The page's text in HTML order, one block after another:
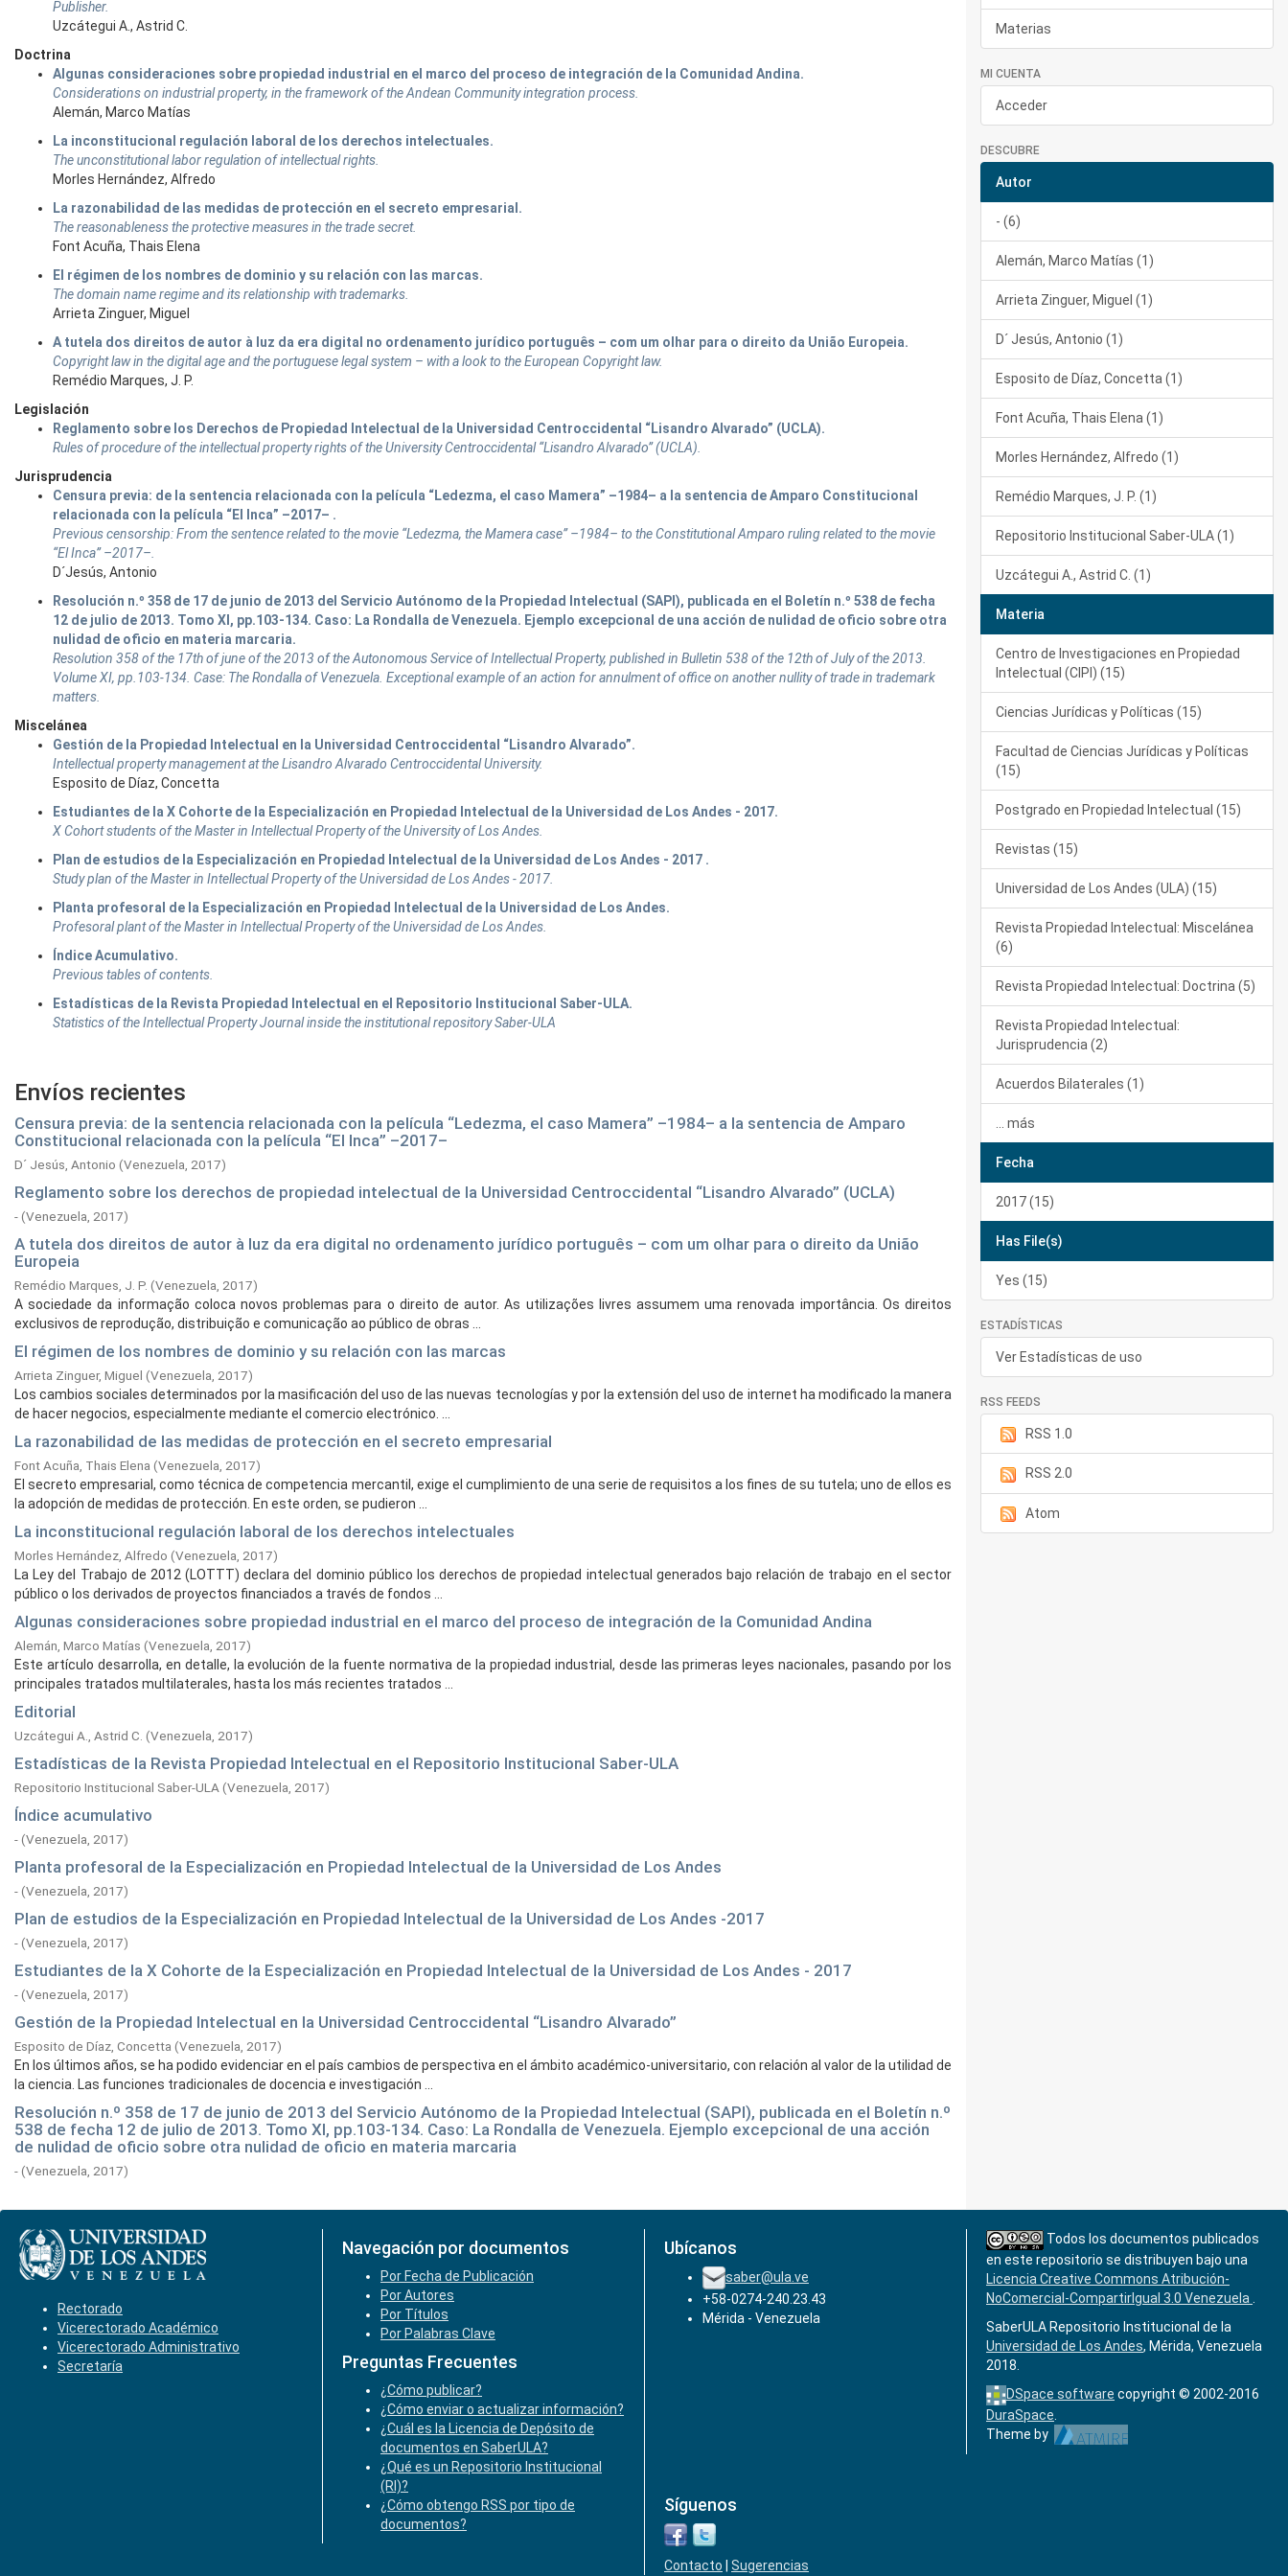
Publisher.
Uzcátegui A., Astrid C.
Doctrina
Algunas consideraciones sobre propiedad industrial en el marco del proceso de integración de la Comunidad Andina.
Considerations on industrial property, in the framework of the Andean Community integration process.
Alemán, Marco Matías
La inconstitucional regulación laboral de los derechos intelectuales.
The unconstitutional labor regulation of intellectual rights.
Morles Hernández, Alfredo
La razonabilidad de las medidas de protección en el secreto empresarial.
The reasonableness the protective measures in the trade secret.
Font Acuña, Thais Elena
El régimen de los nombres de dominio y su relación con las marcas.
The domain name regime and its relationship with trademarks.
Arrieta Zinguer, Miguel
A tutela dos direitos de autor à luz da era digital no ordenamento jurídico português – com um olhar para o direito da União Europeia.
Copyright law in the digital age and the portuguese legal system – with a look to the European Copyright law.
Remédio Marques, J. P.
Legislación
Reglamento sobre los Derechos de Propiedad Intelectual de la Universidad Centroccidental “Lisandro Alvarado” (UCLA).
Rules of procedure of the intellectual property rights of the University Centroccidental “Lisandro Alvarado” (UCLA).
Jurisprudencia
Censura previa: de la sentencia relacionada con la película “Ledezma, el caso Mamera” –1984– a la sentencia de Amparo Constitucional
relacionada con la película “El Inca” –2017– .
Previous censorship: From the sentence related to the movie “Ledezma, the Mamera case” –1984– to the Constitutional Amparo ruling related to the movie
“El Inca” –2017–.
D´Jesús, Antonio
Resolución n.º 358 de 17 de junio de 2013 del Servicio Autónomo de la Propiedad Intelectual (SAPI), publicada en el Boletín n.º 538 de fecha
12 de julio de 2013. Tomo XI, pp.103-134. Caso: La Rondalla de Venezuela. Ejemplo excepcional de una acción de nulidad de oficio sobre otra
nulidad de oficio en materia marcaria.
Resolution 358 of the 17th of june of the 2013 of the Autonomous Service of Intellectual Property, published in Bulletin 538 of the 12th of July of the 2013.
Volume XI, pp.103-134. Case: The Rondalla of Venezuela. Exceptional example of an action for annulment of office on another nullity of trade in trademark
matters.
Miscelánea
Gestión de la Propiedad Intelectual en la Universidad Centroccidental “Lisandro Alvarado”.
Intellectual property management at the Lisandro Alvarado Centroccidental University.
Esposito de Díaz, Concetta
Estudiantes de la X Cohorte de la Especialización en Propiedad Intelectual de la Universidad de Los Andes - 2017.
X Cohort students of the Master in Intellectual Property of the University of Los Andes.
Plan de estudios de la Especialización en Propiedad Intelectual de la Universidad de Los Andes - 2017 .
Study plan of the Master in Intellectual Property of the Universidad de Los Andes - 2017.
Planta profesoral de la Especialización en Propiedad Intelectual de la Universidad de Los Andes.
Profesoral plant of the Master in Intellectual Property of the Universidad de Los Andes.
Índice Acumulativo.
Previous tables of contents.
Estadísticas de la Revista Propiedad Intelectual en el Repositorio Institucional Saber-ULA.
Statistics of the Intellectual Property Journal inside the institutional repository Saber-ULA
Envíos recientes
Censura previa: de la sentencia relacionada con la película “Ledezma, el caso Mamera” –1984– a la sentencia de Amparo
Constitucional relacionada con la película “El Inca” –2017–
D´ Jesús, Antonio (Venezuela, 2017)
Reglamento sobre los derechos de propiedad intelectual de la Universidad Centroccidental “Lisandro Alvarado” (UCLA)
-(Venezuela, 2017)
A tutela dos direitos de autor à luz da era digital no ordenamento jurídico português – com um olhar para o direito da União
Europeia
Remédio Marques, J. P. (Venezuela, 2017)
A sociedade da informação coloca novos problemas para o direito de autor. As utilizações livres assumem uma renovada importância. Os direitos
exclusivos de reprodução, distribuição e comunicação ao público de obras ...
El régimen de los nombres de dominio y su relación con las marcas
Arrieta Zinguer, Miguel (Venezuela, 2017)
Los cambios sociales determinados por la masificación del uso de las nuevas tecnologías y por la extensión del uso de internet ha modificado la manera
de hacer negocios, especialmente mediante el comercio electrónico. ...
La razonabilidad de las medidas de protección en el secreto empresarial
Font Acuña, Thais Elena (Venezuela, 2017)
El secreto empresarial, como técnica de competencia mercantil, exige el cumplimiento de una serie de requisitos a los fines de su tutela; uno de ellos es
la adopción de medidas de protección. En este orden, se pudieron ...
La inconstitucional regulación laboral de los derechos intelectuales
Morles Hernández, Alfredo (Venezuela, 2017)
La Ley del Trabajo de 2012 (LOTTT) declara del dominio público los derechos de propiedad intelectual generados bajo relación de trabajo en el sector
público o los derivados de proyectos financiados a través de fondos ...
Algunas consideraciones sobre propiedad industrial en el marco del proceso de integración de la Comunidad Andina
Alemán, Marco Matías (Venezuela, 2017)
Este artículo desarrolla, en detalle, la evolución de la fuente normativa de la propiedad industrial, desde las primeras leyes nacionales, pasando por los
principales tratados multilaterales, hasta los más recientes tratados ...
Editorial
Uzcátegui A., Astrid C. (Venezuela, 2017)
Estadísticas de la Revista Propiedad Intelectual en el Repositorio Institucional Saber-ULA
Repositorio Institucional Saber-ULA (Venezuela, 2017)
Índice acumulativo
-(Venezuela, 2017)
Planta profesoral de la Especialización en Propiedad Intelectual de la Universidad de Los Andes
-(Venezuela, 2017)
Plan de estudios de la Especialización en Propiedad Intelectual de la Universidad de Los Andes -2017
-(Venezuela, 2017)
Estudiantes de la X Cohorte de la Especialización en Propiedad Intelectual de la Universidad de Los Andes - 2017
-(Venezuela, 2017)
Gestión de la Propiedad Intelectual en la Universidad Centroccidental “Lisandro Alvarado”
Esposito de Díaz, Concetta (Venezuela, 2017)
En los últimos años, se ha podido evidenciar en el país cambios de perspectiva en el ámbito académico-universitario, con relación al valor de la utilidad de
la ciencia. Las funciones tradicionales de docencia e investigación ...
Resolución n.º 358 de 17 de junio de 2013 del Servicio Autónomo de la Propiedad Intelectual (SAPI), publicada en el Boletín n.º
538 de fecha 12 de julio de 2013. Tomo XI, pp.103-134. Caso: La Rondalla de Venezuela. Ejemplo excepcional de una acción
de nulidad de oficio sobre otra nulidad de oficio en materia marcaria
-(Venezuela, 2017)
Materias
MI CUENTA
Acceder
DESCUBRE
Autor
- (6)
Alemán, Marco Matías (1)
Arrieta Zinguer, Miguel (1)
D´ Jesús, Antonio (1)
Esposito de Díaz, Concetta (1)
Font Acuña, Thais Elena (1)
Morles Hernández, Alfredo (1)
Remédio Marques, J. P. (1)
Repositorio Institucional Saber-ULA (1)
Uzcátegui A., Astrid C. (1)
Materia
Centro de Investigaciones en Propiedad
Intelectual (CIPI) (15)
Ciencias Jurídicas y Políticas (15)
Facultad de Ciencias Jurídicas y Políticas
(15)
Postgrado en Propiedad Intelectual (15)
Revistas (15)
Universidad de Los Andes (ULA) (15)
Revista Propiedad Intelectual: Miscelánea
(6)
Revista Propiedad Intelectual: Doctrina (5)
Revista Propiedad Intelectual:
Jurisprudencia (2)
Acuerdos Bilaterales (1)
... más
Fecha
2017 (15)
Has File(s)
Yes (15)
ESTADÍSTICAS
Ver Estadísticas de uso
RSS FEEDS
RSS 1.0
RSS 2.0
Atom
Rectorado
Vicerectorado Académico
Vicerectorado Administrativo
Secretaría
Navegación por documentos
Por Fecha de Publicación
Por Autores
Por Títulos
Por Palabras Clave
Preguntas Frecuentes
¿Cómo publicar?
¿Cómo enviar o actualizar información?
¿Cuál es la Licencia de Depósito de
documentos en SaberULA?
¿Qué es un Repositorio Institucional
(RI)?
¿Cómo obtengo RSS por tipo de
documentos?
Ubícanos
saber@ula.ve
+58-0274-240.23.43
Mérida - Venezuela
Síguenos
Contacto Sugerencias
Todos los documentos publicados
en este repositorio se distribuyen bajo una
Licencia Creative Commons Atribución-
NoComercial-CompartirIgual 3.0 Venezuela
SaberULA Repositorio Institucional de la
Universidad de Los Andes, Mérida, Venezuela
2018.
DSpace software copyright © 2002-2016
DuraSpace
Theme by